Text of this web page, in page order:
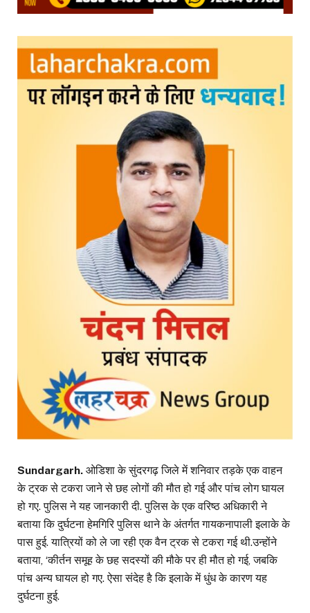
Sundargarh. ओडिशा के सुंदरगढ़ जिले में शनिवार तड़के एक वाहन
के ट्रक से टकरा जाने से छह लोगों की मौत हो गई और पांच लोग घायल
हो गए. पुलिस ने यह जानकारी दी. पुलिस के एक वरिष्ठ अधिकारी ने
बताया कि दुर्घटना हेमगिरि पुलिस थाने के अंतर्गत गायकनापाली इलाके के
पास हुई. यात्रियों को ले जा रही एक वैन ट्रक से टकरा गई थी.उन्होंने
बताया, ‘कीर्तन समूह के छह सदस्यों की मौके पर ही मौत हो गई, जबकि
पांच अन्य घायल हो गए. ऐसा संदेह है कि इलाके में धुंध के कारण यह
दुर्घटना हुई.